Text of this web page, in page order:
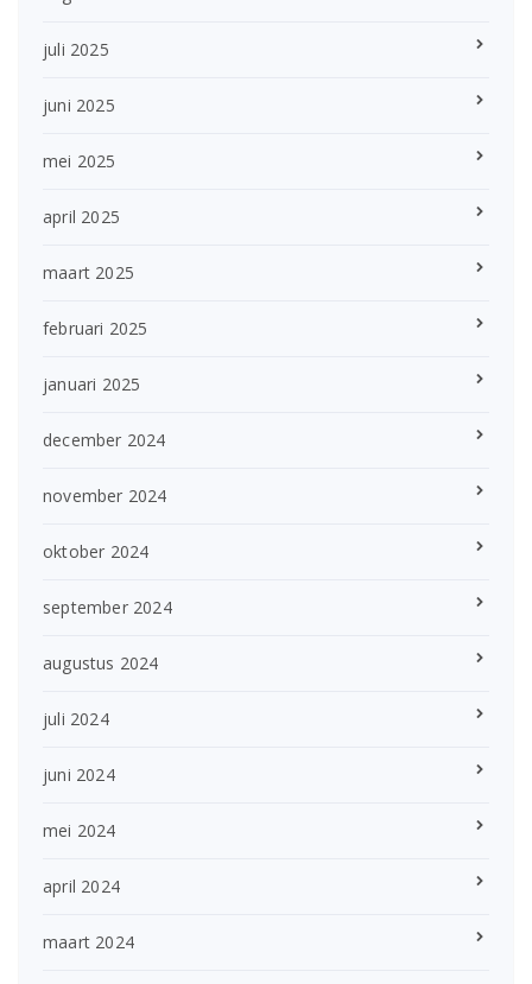
juli 2025
juni 2025
mei 2025
april 2025
maart 2025
februari 2025
januari 2025
december 2024
november 2024
oktober 2024
september 2024
augustus 2024
juli 2024
juni 2024
mei 2024
april 2024
maart 2024